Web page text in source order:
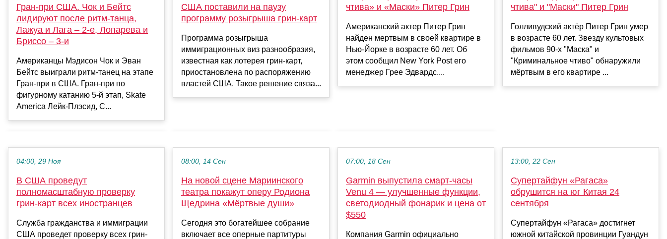
Гран-при США. Чок и Бейтс
лидируют после ритм-танца,
Лажуа и Лага – 2-е, Лопарева и
Бриссо – 3-и
Американцы Мэдисон Чок и Эван
Бейтс выиграли ритм-танец на этапе
Гран-при в США. Гран-при по
фигурному катанию 5-й этап, Skate
America Лейк-Плэсид, С...
США поставили на паузу
программу розыгрыша грин-карт
Программа розыгрыша
иммиграционных виз разнообразия,
известная как лотерея грин-карт,
приостановлена по распоряжению
властей США. Такое решение связа...
чтива» и «Маски» Питер Грин
Американский актер Питер Грин
найден мертвым в своей квартире в
Нью-Йорке в возрасте 60 лет. Об
этом сообщил New York Post его
менеджер Грее Эдвардс....
чтива" и "Маски" Питер Грин
Голливудский актёр Питер Грин умер
в возрасте 60 лет. Звезду культовых
фильмов 90-х "Маска" и
"Криминальное чтиво" обнаружили
мёртвым в его квартире ...
04:00, 29 Ноя
В США проведут
полномасштабную проверку
грин-карт всех иностранцев
Служба гражданства и иммиграции
США проведет проверку всех грин-
08:00, 14 Сен
На новой сцене Мариинского
театра покажут оперу Родиона
Щедрина «Мёртвые души»
Сегодня это богатейшее собрание
включает все оперные партитуры
07:00, 18 Сен
Garmin выпустила смарт-часы
Venu 4 — улучшенные функции,
светодиодный фонарик и цена от
$550
Компания Garmin официально
13:00, 22 Сен
Супертайфун «Рагаса»
обрушится на юг Китая 24
сентября
Супертайфун «Рагаса» достигнет
южной китайской провинции Гуандун